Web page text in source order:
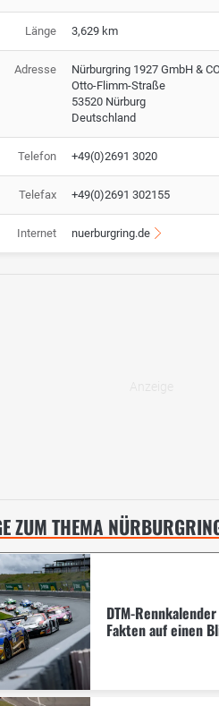
Länge 3,629 km
Adresse
Nürburgring 1927 GmbH &
Otto-Flimm-Straße
53520 Nürburg
Deutschland
Telefon +49(0)2691 3020
Telefax +49(0)2691 302155
Internet nuerburgring.de
ZUM THEMA
DTM-
Fakten auf einen